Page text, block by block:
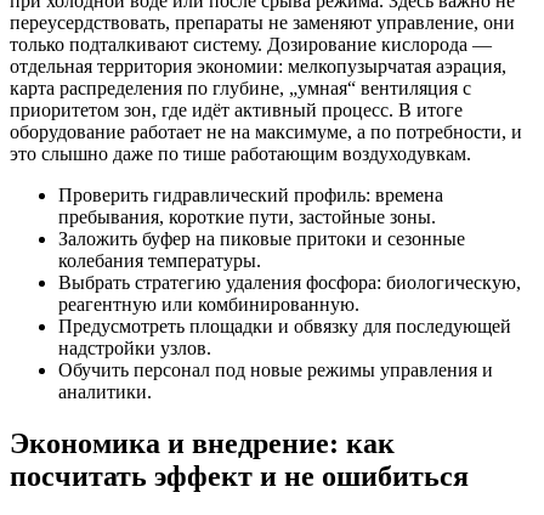
переусердствовать, препараты не заменяют управление, они
только подталкивают систему. Дозирование кислорода —
отдельная территория экономии: мелкопузырчатая аэрация,
карта распределения по глубине, „умная“ вентиляция с
приоритетом зон, где идёт активный процесс. В итоге
оборудование работает не на максимуме, а по потребности, и
это слышно даже по тише работающим воздуходувкам.
Проверить гидравлический профиль: времена
пребывания, короткие пути, застойные зоны.
Заложить буфер на пиковые притоки и сезонные
колебания температуры.
Выбрать стратегию удаления фосфора: биологическую,
реагентную или комбинированную.
Предусмотреть площадки и обвязку для последующей
надстройки узлов.
Обучить персонал под новые режимы управления и
аналитики.
Экономика и внедрение: как
посчитать эффект и не ошибиться